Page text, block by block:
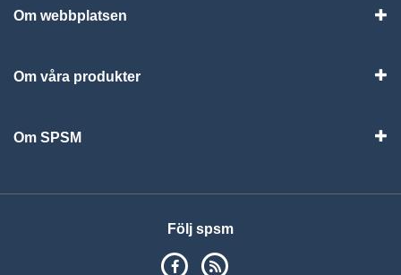
Om webbplatsen
Om våra produkter
Om SPSM
Följ spsm
SPSM på Facebook